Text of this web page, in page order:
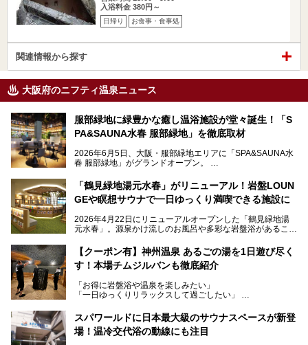
入浴料金 380円～
日帰り お食事・食事処
関連情報から探す
大阪府のニフティ温泉ニュース
服部緑地に緑豊かな癒し温浴施設が堂々誕生！「S
PA&SAUNA水春 服部緑地」を徹底取材
2026年6月5日、大阪・服部緑地エリアに「SPA&SAUNA水
春 服部緑地」がグランドオープン。
当初の計画から約5年の時を経て誕生した本施設は、温泉・
サウナ・岩盤浴・フィットネス・ラウンジ・レストランなど
を融合した、これまでの“水春”のイメージをさらに進化させ
今回はオープン前の内覧会に参加し、館内のこだわりポイン
サウナー注目の3種のサウナや160cmの深水風呂、没入感の
高い岩盤浴エリア、日本最大の台数を誇る最新AIフィットネ
スマシンなど、見どころ満載の館内を詳しくご紹介します。
「鶴見緑地湯元水春」がリニューアル！岩盤LOUN
GEや瞑想サウナで一日ゆっくり満喫できる施設に
2026年4月22日にリニューアルオープンした「鶴見緑地湯
元水春」。源泉かけ流しのお風呂や多彩な岩盤浴があること
に“一日中くつろげる場所”としてパワーアップしています。
今回のリニューアルでは、新たに登場した瞑想サウナをはじ
見どころが盛りだくさん。日常の疲れを癒やしたい方はもち
ろん、休日にゆったり過ごしたい方にもぴったりの内容とな
本記事では、そんなリニューアル後の注目ポイントを詳しく
紹介します。これから「鶴見緑地湯元水春」に訪れる方や、
【クーポン有】神州温泉 あるごの湯を1日遊び尽く
す！本場チムジルバンも徹底紹介
「お得に岩盤浴や温泉を楽しみたい」
「一日ゆっくりリラックスして過ごしたい」
利用できる「神州温泉 あるごの湯」です。
あるごの湯は、大阪府豊中市にある日帰り温浴施設で、阪急
スパワールドに日本最大級のサウナスペースが新登
場！温冷交代浴の動線にも注目